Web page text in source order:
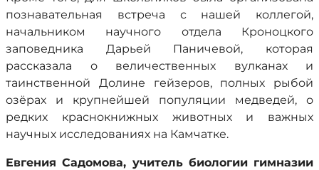
познавательная встреча с нашей коллегой,
начальником научного отдела Кроноцкого
заповедника Дарьей Паничевой, которая
рассказала о величественных вулканах и
таинственной Долине гейзеров, полных рыбой
озёрах и крупнейшей популяции медведей, о
редких краснокнижных животных и важных
научных исследованиях на Камчатке.
Евгения Садомова, учитель биологии гимназии